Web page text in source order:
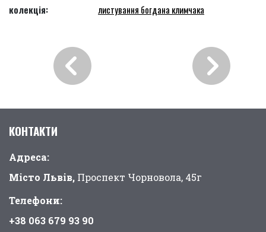
колекція: листування богдана климчака
КОНТАКТИ
Адреса:
Місто Львів, Проспект Чорновола, 45г
Телефони:
+38 063 679 93 90